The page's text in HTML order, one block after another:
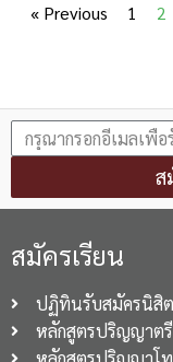
« Previous 1 2
ส
สมัครเรียน
ปฏิทินรับสมัครนิสิต
หลักสูตรปริญญาตรี